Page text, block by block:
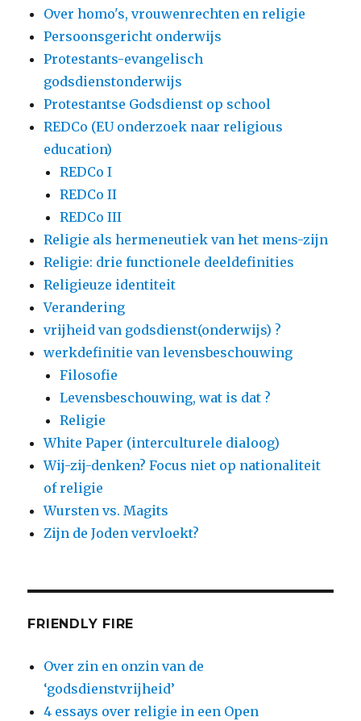
Over homo's, vrouwenrechten en religie
Persoonsgericht onderwijs
Protestants-evangelisch
godsdienstonderwijs
Protestantse Godsdienst op school
REDCo (EU onderzoek naar religious
education)
REDCo I
REDCo II
REDCo III
Religie als hermeneutiek van het mens-zijn
Religie: drie functionele deeldefinities
Religieuze identiteit
Verandering
vrijheid van godsdienst(onderwijs) ?
werkdefinitie van levensbeschouwing
Filosofie
Levensbeschouwing, wat is dat ?
Religie
White Paper (interculturele dialoog)
Wij-zij-denken? Focus niet op nationaliteit
of religie
Wursten vs. Magits
Zijn de Joden vervloekt?
FRIENDLY FIRE
Over zin en onzin van de
‘godsdienstvrijheid’
4 essays over religie in een Open